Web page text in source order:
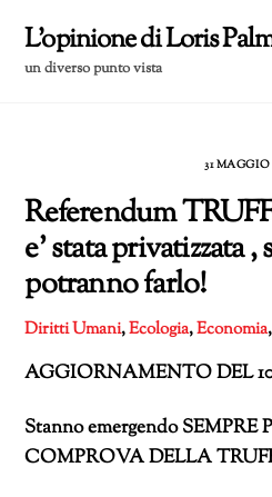
content
L'opinione di Loris
un diverso punto vista
31 MAGGIO
Referendum
e’ stata privatizzata ,
potranno farlo!
Diritti Umani,Ecologia,Economia
AGGIORNAMENTO DEL
Stanno emergendo SEMPRE
COMPROVA DELLA